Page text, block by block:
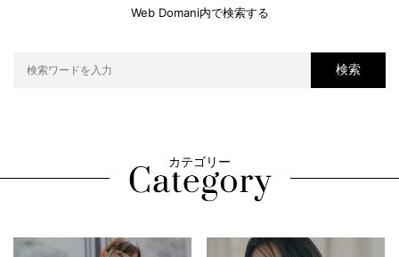
Web Domani内で検索する
検索
カテゴリー